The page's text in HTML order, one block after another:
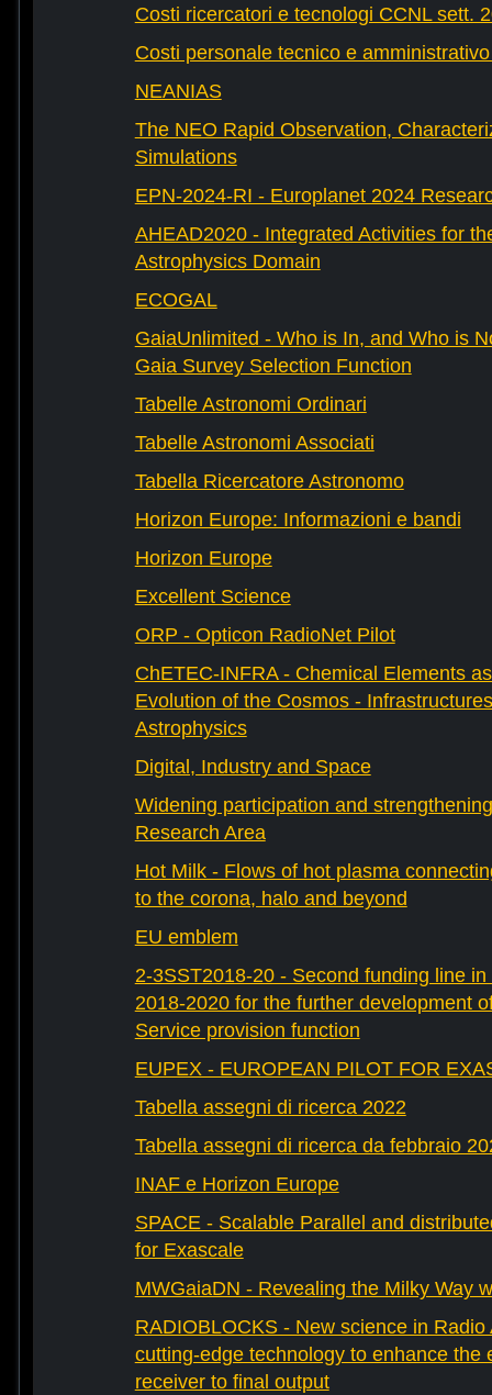
Costi ricercatori e tecnologi CCNL sett.
Costi personale tecnico e
NEANIAS
The NEO Rapid Observation,
Simulations
EPN-2024-RI - Europlanet 2024
AHEAD2020 - Integrated Activities for
Astrophysics Domain
ECOGAL
GaiaUnlimited - Who is In, and Who is
Gaia Survey Selection Function
Tabelle Astronomi Ordinari
Tabelle Astronomi Associati
Tabella Ricercatore Astronomo
Horizon Europe: Informazioni e bandi
Horizon Europe
Excellent Science
ORP - Opticon RadioNet Pilot
ChETEC-INFRA - Chemical Elements
Evolution of the Cosmos -
Astrophysics
Digital, Industry and Space
Widening participation and
Research Area
Hot Milk - Flows of hot plasma
to the corona, halo and beyond
EU emblem
2-3SST2018-20 - Second funding line
2018-2020 for the further development
Service provision function
EUPEX - EUROPEAN PILOT FOR
Tabella assegni di ricerca 2022
Tabella assegni di ricerca da febbraio
INAF e Horizon Europe
SPACE - Scalable Parallel and
for Exascale
MWGaiaDN - Revealing the Milky Way
RADIOBLOCKS - New science in
cutting-edge technology to enhance the
receiver to final output